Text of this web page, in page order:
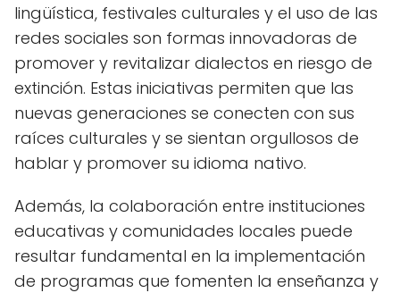
lingüística, festivales culturales y el uso de las
redes sociales son formas innovadoras de
promover y revitalizar dialectos en riesgo de
extinción. Estas iniciativas permiten que las
nuevas generaciones se conecten con sus
raíces culturales y se sientan orgullosos de
hablar y promover su idioma nativo.
Además, la colaboración entre instituciones
educativas y comunidades locales puede
resultar fundamental en la implementación
de programas que fomenten la enseñanza y